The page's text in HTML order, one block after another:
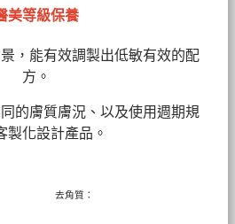
美等級保養
，能有效調製出低敏有效的配
方。
的膚質膚況、以及使用週期規
製化設計產品。
去角質：